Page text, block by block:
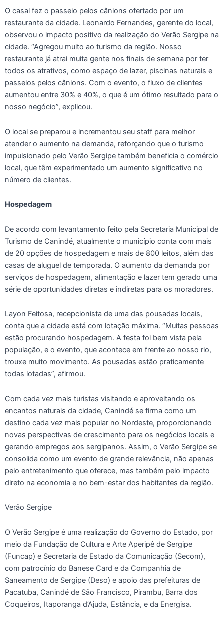
O casal fez o passeio pelos cânions ofertado por um
restaurante da cidade. Leonardo Fernandes, gerente do local,
observou o impacto positivo da realização do Verão Sergipe na
cidade. “Agregou muito ao turismo da região. Nosso
restaurante já atrai muita gente nos finais de semana por ter
todos os atrativos, como espaço de lazer, piscinas naturais e
passeios pelos cânions. Com o evento, o fluxo de clientes
aumentou entre 30% e 40%, o que é um ótimo resultado para o
nosso negócio”, explicou.
O local se preparou e incrementou seu staff para melhor
atender o aumento na demanda, reforçando que o turismo
impulsionado pelo Verão Sergipe também beneficia o comércio
local, que têm experimentado um aumento significativo no
número de clientes.
Hospedagem
De acordo com levantamento feito pela Secretaria Municipal de
Turismo de Canindé, atualmente o município conta com mais
de 20 opções de hospedagem e mais de 800 leitos, além das
casas de aluguel de temporada. O aumento da demanda por
serviços de hospedagem, alimentação e lazer tem gerado uma
série de oportunidades diretas e indiretas para os moradores.
Layon Feitosa, recepcionista de uma das pousadas locais,
conta que a cidade está com lotação máxima. “Muitas pessoas
estão procurando hospedagem. A festa foi bem vista pela
população, e o evento, que acontece em frente ao nosso rio,
trouxe muito movimento. As pousadas estão praticamente
todas lotadas”, afirmou.
Com cada vez mais turistas visitando e aproveitando os
encantos naturais da cidade, Canindé se firma como um
destino cada vez mais popular no Nordeste, proporcionando
novas perspectivas de crescimento para os negócios locais e
gerando empregos aos sergipanos. Assim, o Verão Sergipe se
consolida como um evento de grande relevância, não apenas
pelo entretenimento que oferece, mas também pelo impacto
direto na economia e no bem-estar dos habitantes da região.
Verão Sergipe
O Verão Sergipe é uma realização do Governo do Estado, por
meio da Fundação de Cultura e Arte Aperipê de Sergipe
(Funcap) e Secretaria de Estado da Comunicação (Secom),
com patrocínio do Banese Card e da Companhia de
Saneamento de Sergipe (Deso) e apoio das prefeituras de
Pacatuba, Canindé de São Francisco, Pirambu, Barra dos
Coqueiros, Itaporanga d’Ajuda, Estância, e da Energisa.